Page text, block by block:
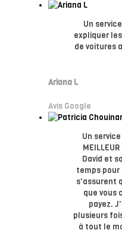
Un
expliquer
de voitures
Ariana L
Avis Google
Un
David et
temps
s'assurent
que vous
payez.
plusieurs
à tout le